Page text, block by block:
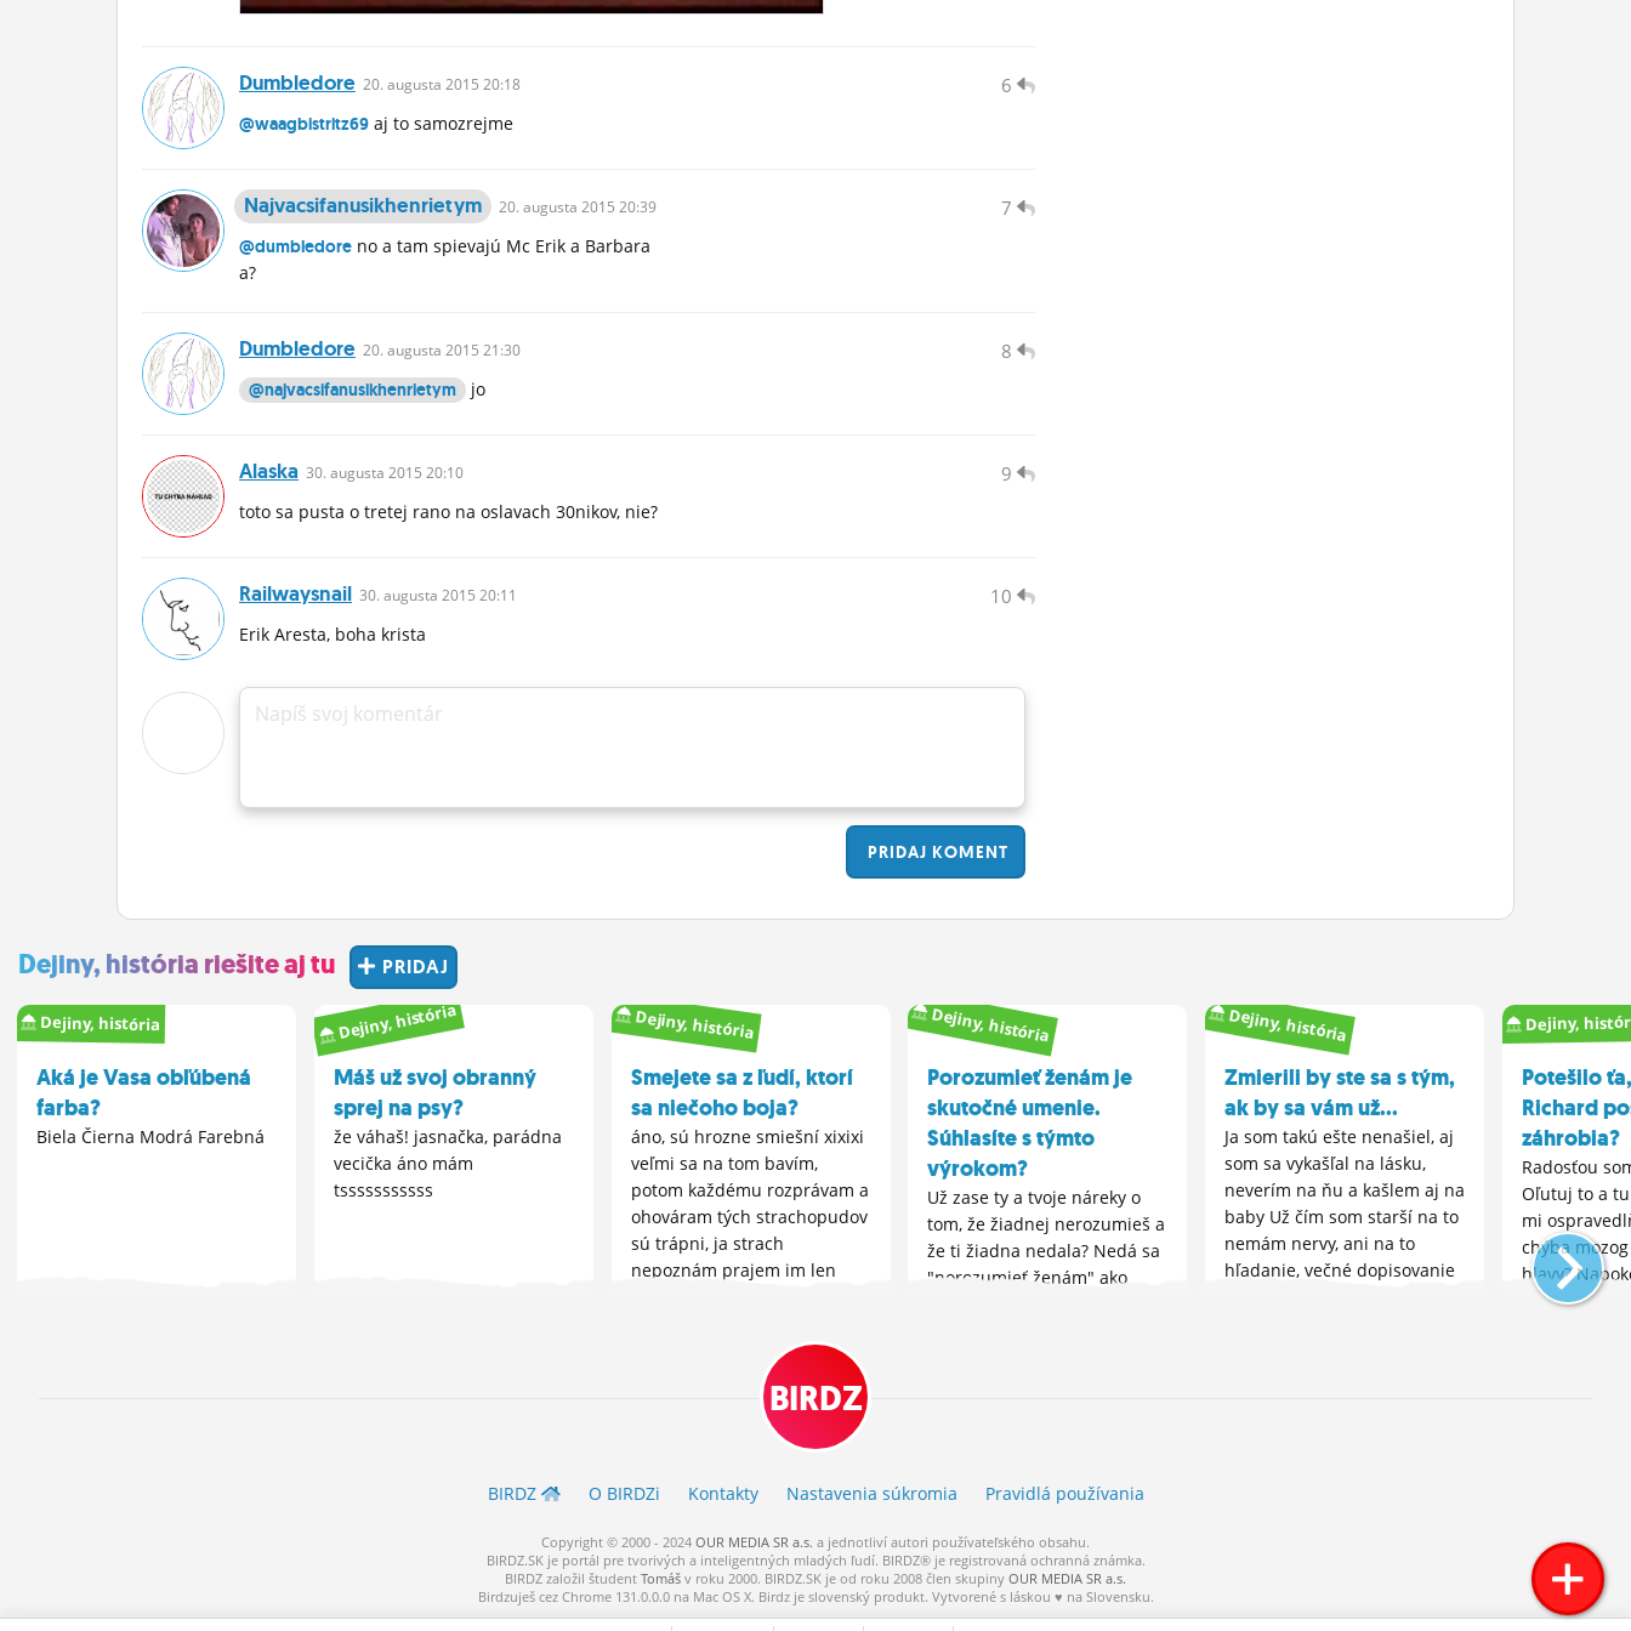
6
Dumbledore 20. augusta 2015 20:18
@waagbistritz69 aj to samozrejme
7
Najvacsifanusikhenrietym 20. augusta 2015 20:39
@dumbledore no a tam spievajú Mc Erik a Barbara
a?
8
Dumbledore 20. augusta 2015 21:30
@najvacsifanusikhenrietym jo
9
Alaska 30. augusta 2015 20:10
toto sa pusta o tretej rano na oslavach 30nikov, nie?
10
Railwaysnail 30. augusta 2015 20:11
Erik Aresta, boha krista
Napíš svoj komentár
PRIDAJ KOMENT
Dejiny, história riešite aj tu PRIDAJ
Dejiny, história
Aká je Vasa obľúbená
farba?
Biela Čierna Modrá Farebná
Dejiny, história
Máš už svoj obranný
sprej na psy?
že váhaš! jasnačka, parádna
vecička áno mám
tsssssssssss
Dejiny, história
Smejete sa z ľudí, ktorí
sa niečoho boja?
áno, sú hrozne smiešní xixixi
veľmi sa na tom bavím,
potom každému rozprávam a
ohováram tých strachopudov
sú trápni, ja strach
nepoznám prajem im len
Dejiny, história
Porozumieť ženám je
skutočné umenie.
Súhlasíte s týmto
výrokom?
Už zase ty a tvoje náreky o
tom, že žiadnej nerozumieš a
že ti žiadna nedala? Nedá sa
"porozumieť ženám" ako
Dejiny, história
Zmierili by ste sa s tým,
ak by sa vám už...
Ja som takú ešte nenašiel, aj
som sa vykašľal na lásku,
neverím na ňu a kašlem aj na
baby Už čím som starší na to
nemám nervy, ani na to
hľadanie, večné dopisovanie
Dejiny,
Potešilo
Richard
záhrobia?
Radosťou
Oľutuj to a
mi
chýba
hlavy?
našiel aby
BIRDZ
BIRDZ O BIRDZi Kontakty Nastavenia súkromia Pravidlá používania
Copyright © 2000 - 2024 OUR MEDIA SR a.s. a jednotliví autori používateľského obsahu.
BIRDZ.SK je portál pre tvorivých a inteligentných mladých ľudí. BIRDZ® je registrovaná ochranná známka.
BIRDZ založil študent Tomáš v roku 2000. BIRDZ.SK je od roku 2008 člen skupiny OUR MEDIA SR a.s.
Birdzuješ cez Chrome 131.0.0.0 na Mac OS X. Birdz je slovenský produkt. Vytvorené s láskou ♥ na Slovensku.